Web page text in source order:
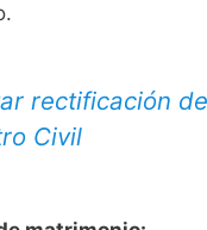
rectificación
Civil